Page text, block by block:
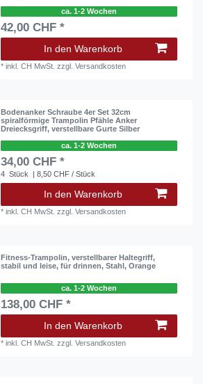
ca. 1-2 Wochen
42,00 CHF *
In den Warenkorb
*inkl. CH MwSt. zzgl.Versandkosten
Bodenanker Schraube 4er Set 32cm
spiralförmige Trampolin Pfähle Anker
Dreiecksgriff, verstellbare Gurte Silber
ca. 1-2 Wochen
34,00 CHF *
4 Stück | 8,50 CHF / Stück
In den Warenkorb
*inkl. CH MwSt. zzgl.Versandkosten
Fitness-Trampolin, verstellbarer Haltegriff,
stabil und leise, für drinnen, Stahl, Orange
ca. 1-2 Wochen
138,00 CHF *
In den Warenkorb
*inkl. CH MwSt. zzgl.Versandkosten